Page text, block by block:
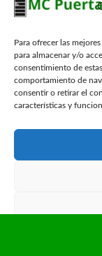
Para ofrecer las
para almacenar y/o
consentimiento de
comportamiento de
consentir o retirar el
características y
región. En
clasificarse en
Clase 3
Es importante
de seguridad,
ser evaluadas
aislamiento